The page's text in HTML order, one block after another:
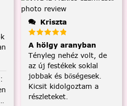
:
Kriszta
A hölgy aranyban
Tényleg nehéz volt, de
az új festékek soklal
jobbak és bőségesek.
Kicsit kidolgoztam a
részleteket.